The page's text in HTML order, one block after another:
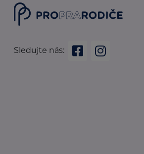
Sledujte nás: